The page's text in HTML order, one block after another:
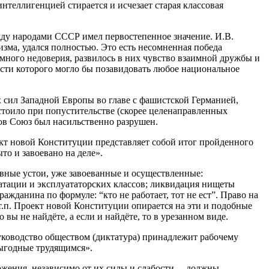
стирается и исчезает старая классовая
народами СССР имел первостепенное значение. И.В.
удался полностью. Это есть несомненная победа
недоверия, развилось в них чувство взаимной дружбы и
которого могло бы позавидовать любое национальное
Западной Европы во главе с фашистской Германией,
при попустительстве (скорее целенаправленных
Союз был насильственно разрушен.
новой Конституции представляет собой итог пройденного
и завоевано на деле».
устои, уже завоеванные и осуществленные:
и эксплуататорских классов; ликвидация нищеты
по формуле: “кто не работает, тот не ест”. Право на
Проект новой Конституции опирается на эти и подобные
не найдёте, а если и найдёте, то в урезанном виде.
обществом (диктатура) принадлежит рабочему
трудящимся».